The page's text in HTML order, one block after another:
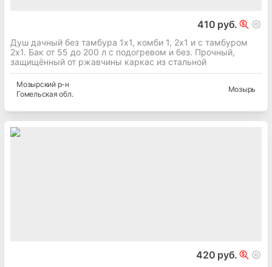
410 руб.
Душ дачный без тамбура 1х1, комби 1, 2х1 и с тамбуром
2х1. Бак от 55 до 200 л с подогревом и без. Прочный,
защищённый от ржавчины каркас из стальной
Мозырскийр-н
Гомельская обл.
Мозырь
420 руб.